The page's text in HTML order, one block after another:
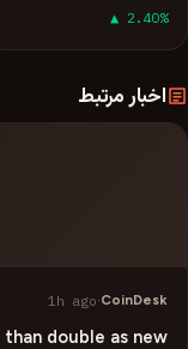
▲ 2.40%
اخبار مرتبط
CoinDesk
·
1h ago
double as new